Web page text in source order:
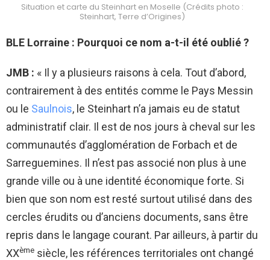
Situation et carte du Steinhart en Moselle (Crédits photo :
Steinhart, Terre d’Origines)
BLE Lorraine : Pourquoi ce nom a-t-il été oublié ?
JMB : « Il y a plusieurs raisons à cela. Tout d’abord,
contrairement à des entités comme le Pays Messin
ou le Saulnois, le Steinhart n’a jamais eu de statut
administratif clair. Il est de nos jours à cheval sur les
communautés d’agglomération de Forbach et de
Sarreguemines. Il n’est pas associé non plus à une
grande ville ou à une identité économique forte. Si
bien que son nom est resté surtout utilisé dans des
cercles érudits ou d’anciens documents, sans être
repris dans le langage courant. Par ailleurs, à partir du
XXème siècle, les références territoriales ont changé